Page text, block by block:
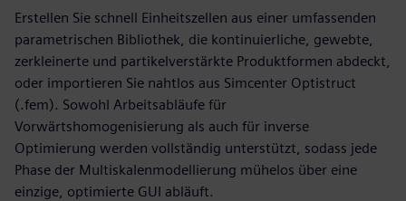
Erstellen Sie schnell Einheitszellen aus einer umfassenden
parametrischen Bibliothek, die kontinuierliche, gewebte,
zerkleinerte und partikelverstärkte Produktformen abdeckt,
oder importieren Sie nahtlos aus Simcenter Optistruct
(.fem). Sowohl Arbeitsabläufe für
Vorwärtshomogenisierung als auch für inverse
Optimierung werden vollständig unterstützt, sodass jede
Phase der Multiskalenmodellierung mühelos über eine
einzige, optimierte GUI abläuft.